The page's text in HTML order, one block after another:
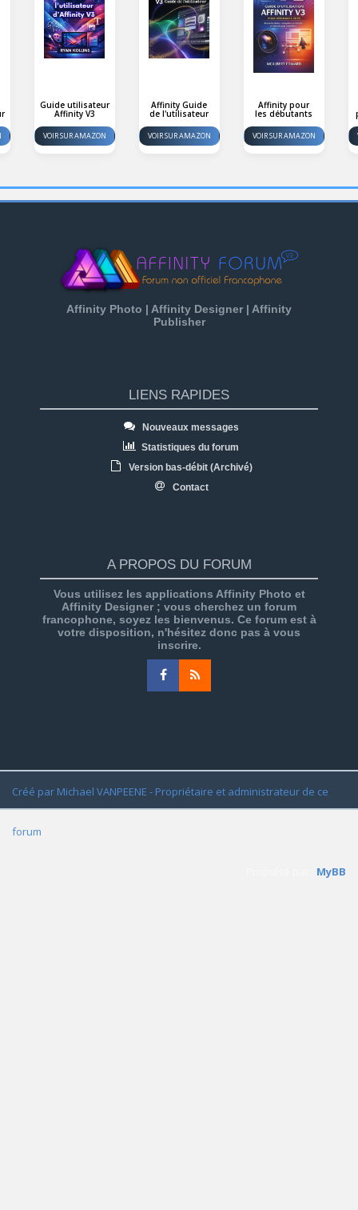
Guide utilisateur
Affinity V3
VOIR SUR AMAZON
Affinity Guide
de l'utilisateur
VOIR SUR AMAZON
Affinity pour
les débutants
VOIR SUR AMAZON
Affinity Photo | Affinity Designer | Affinity
Publisher
LIENS RAPIDES
Nouveaux messages
Statistiques du forum
Version bas-débit (Archivé)
Contact
A PROPOS DU FORUM
Vous utilisez les applications Affinity Photo et
Affinity Designer ; vous cherchez un forum
francophone, soyez les bienvenus. Ce forum est à
votre disposition, n'hésitez donc pas à vous
inscrire.
Créé par Michael VANPEENE - Propriétaire et administrateur de ce
forum
MyBB